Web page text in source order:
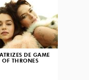
DE GAME
OF THRONES